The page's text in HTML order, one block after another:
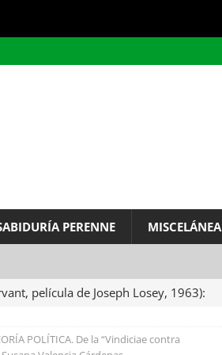
PERENNE MISCELÁNEA
película de Joseph Losey, 1963):
por Baruch de Spinoza (Carta de
POLÍTICA. De la “Vindiciae contra